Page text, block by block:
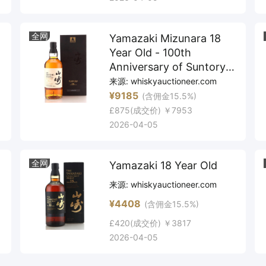
全网
Yamazaki Mizunara 18
Year Old - 100th
Anniversary of Suntory
Whisky
来源: whiskyauctioneer.com
¥9185 (含佣金15.5%)
£875(成交价) ￥7953
2026-04-05
全网 Yamazaki 18 Year Old
来源: whiskyauctioneer.com
¥4408 (含佣金15.5%)
£420(成交价) ￥3817
2026-04-05